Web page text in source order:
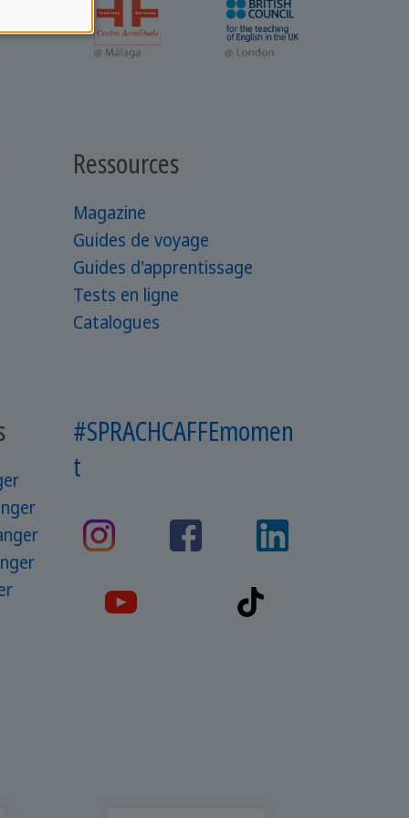
Ressources
Magazine
Guides de voyage
Guides d'apprentissage
Tests en ligne
Catalogues
#SPRACHCAFFEmomen
t